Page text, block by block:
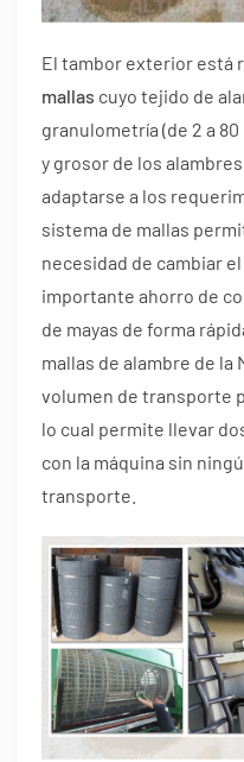
El tambor exterior está
mallas cuyo tejido de
granulometría (de 2 a
y grosor de los alambres
adaptarse a los
sistema de mallas
necesidad de cambiar
importante ahorro de
de mayas de forma
mallas de alambre de la
volumen de transporte
lo cual permite llevar
con la máquina sin
transporte.